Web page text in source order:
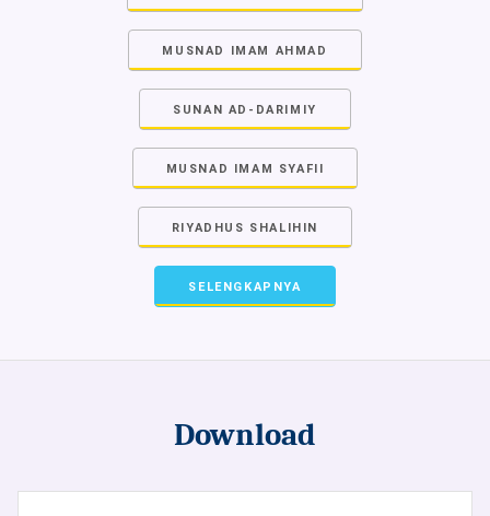
MUSNAD IMAM AHMAD
SUNAN AD-DARIMIY
MUSNAD IMAM SYAFII
RIYADHUS SHALIHIN
SELENGKAPNYA
Download